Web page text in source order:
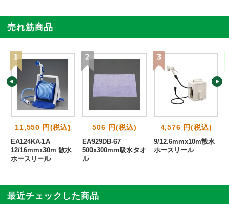
売れ筋商品
11,550 円(税込)
EA124KA-1A
12/16mmx30m 散水
ホースリール
506 円(税込)
EA929DB-67
500x300mm吸水タオ
ル
4,576 円(税込)
9/12.6mmx10m散水
ホースリール
最近チェックした商品